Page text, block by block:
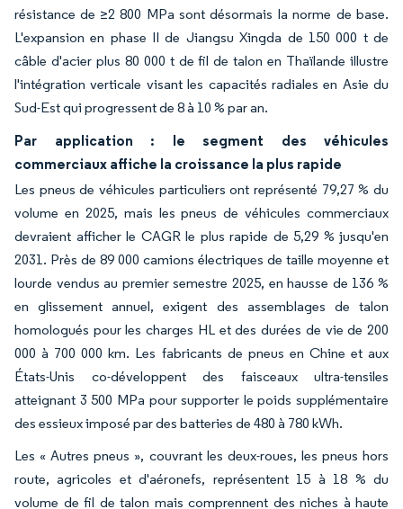
résistance de ≥2 800 MPa sont désormais la norme de base.
L'expansion en phase II de Jiangsu Xingda de 150 000 t de
câble d'acier plus 80 000 t de fil de talon en Thaïlande illustre
l'intégration verticale visant les capacités radiales en Asie du
Sud-Est qui progressent de 8 à 10 % par an.
Par application : le segment des véhicules
commerciaux affiche la croissance la plus rapide
Les pneus de véhicules particuliers ont représenté 79,27 % du
volume en 2025, mais les pneus de véhicules commerciaux
devraient afficher le CAGR le plus rapide de 5,29 % jusqu'en
2031. Près de 89 000 camions électriques de taille moyenne et
lourde vendus au premier semestre 2025, en hausse de 136 %
en glissement annuel, exigent des assemblages de talon
homologués pour les charges HL et des durées de vie de 200
000 à 700 000 km. Les fabricants de pneus en Chine et aux
États-Unis co-développent des faisceaux ultra-tensiles
atteignant 3 500 MPa pour supporter le poids supplémentaire
des essieux imposé par des batteries de 480 à 780 kWh.
Les « Autres pneus », couvrant les deux-roues, les pneus hors
route, agricoles et d'aéronefs, représentent 15 à 18 % du
volume de fil de talon mais comprennent des niches à haute